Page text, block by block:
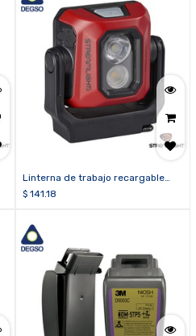
Linterna de trabajo recargable
compacta SYCLONE®
$ 141.18